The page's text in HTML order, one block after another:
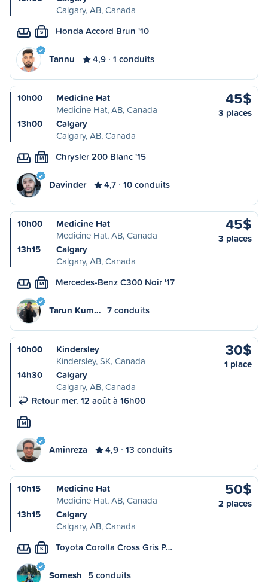
Calgary, AB, Canada
S Honda Accord Brun '10
Tannu 4,9 1 conduits
10h00
Medicine Hat
Medicine Hat, AB, Canada
13h00
Calgary
Calgary, AB, Canada
45$
3 places
M Chrysler 200 Blanc '15
Davinder 4,7 10 conduits
10h00
Medicine Hat
Medicine Hat, AB, Canada
13h15
Calgary
Calgary, AB, Canada
45$
3 places
M Mercedes-Benz C300 Noir '17
Tarun Kum… 7 conduits
10h00
Kindersley
Kindersley, SK, Canada
14h30
Calgary
Calgary, AB, Canada
Retour mer. 12 août à 16h00
30$
1 place
M
Aminreza 4,9 13 conduits
10h15
Medicine Hat
Medicine Hat, AB, Canada
13h15
Calgary
Calgary, AB, Canada
50$
2 places
S Toyota Corolla Cross Gris P…
Somesh 5 conduits